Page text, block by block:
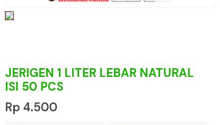
JERIGEN 1 LITER LEBAR NATURAL
ISI 50 PCS
Rp 4.500